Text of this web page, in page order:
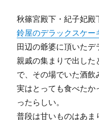
秋篠宮殿下・紀子妃殿
鈴屋のデラックスケー
田辺の爺婆に頂いたデ
親戚の集まりで出した
で、その場でいた酒飲
実はとっても食べた
ったらしい。
普段は甘いものはあま